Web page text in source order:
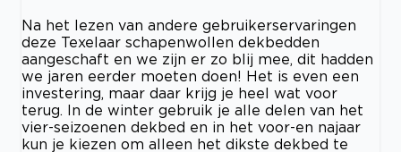
Na het lezen van andere gebruikerservaringen
deze Texelaar schapenwollen dekbedden
aangeschaft en we zijn er zo blij mee, dit hadden
we jaren eerder moeten doen! Het is even een
investering, maar daar krijg je heel wat voor
terug. In de winter gebruik je alle delen van het
vier-seizoenen dekbed en in het voor-en najaar
kun je kiezen om alleen het dikste dekbed te